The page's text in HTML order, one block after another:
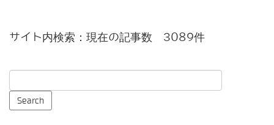
サイト内検索：現在の記事数 3089件